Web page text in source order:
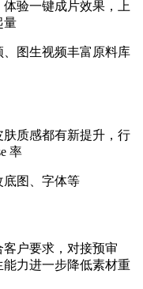
验一键成片效果，上
量
图生视频丰富原料库
质感都有新提升，行
率
底图、字体等
户要求，对接预审
能力进一步降低素材重